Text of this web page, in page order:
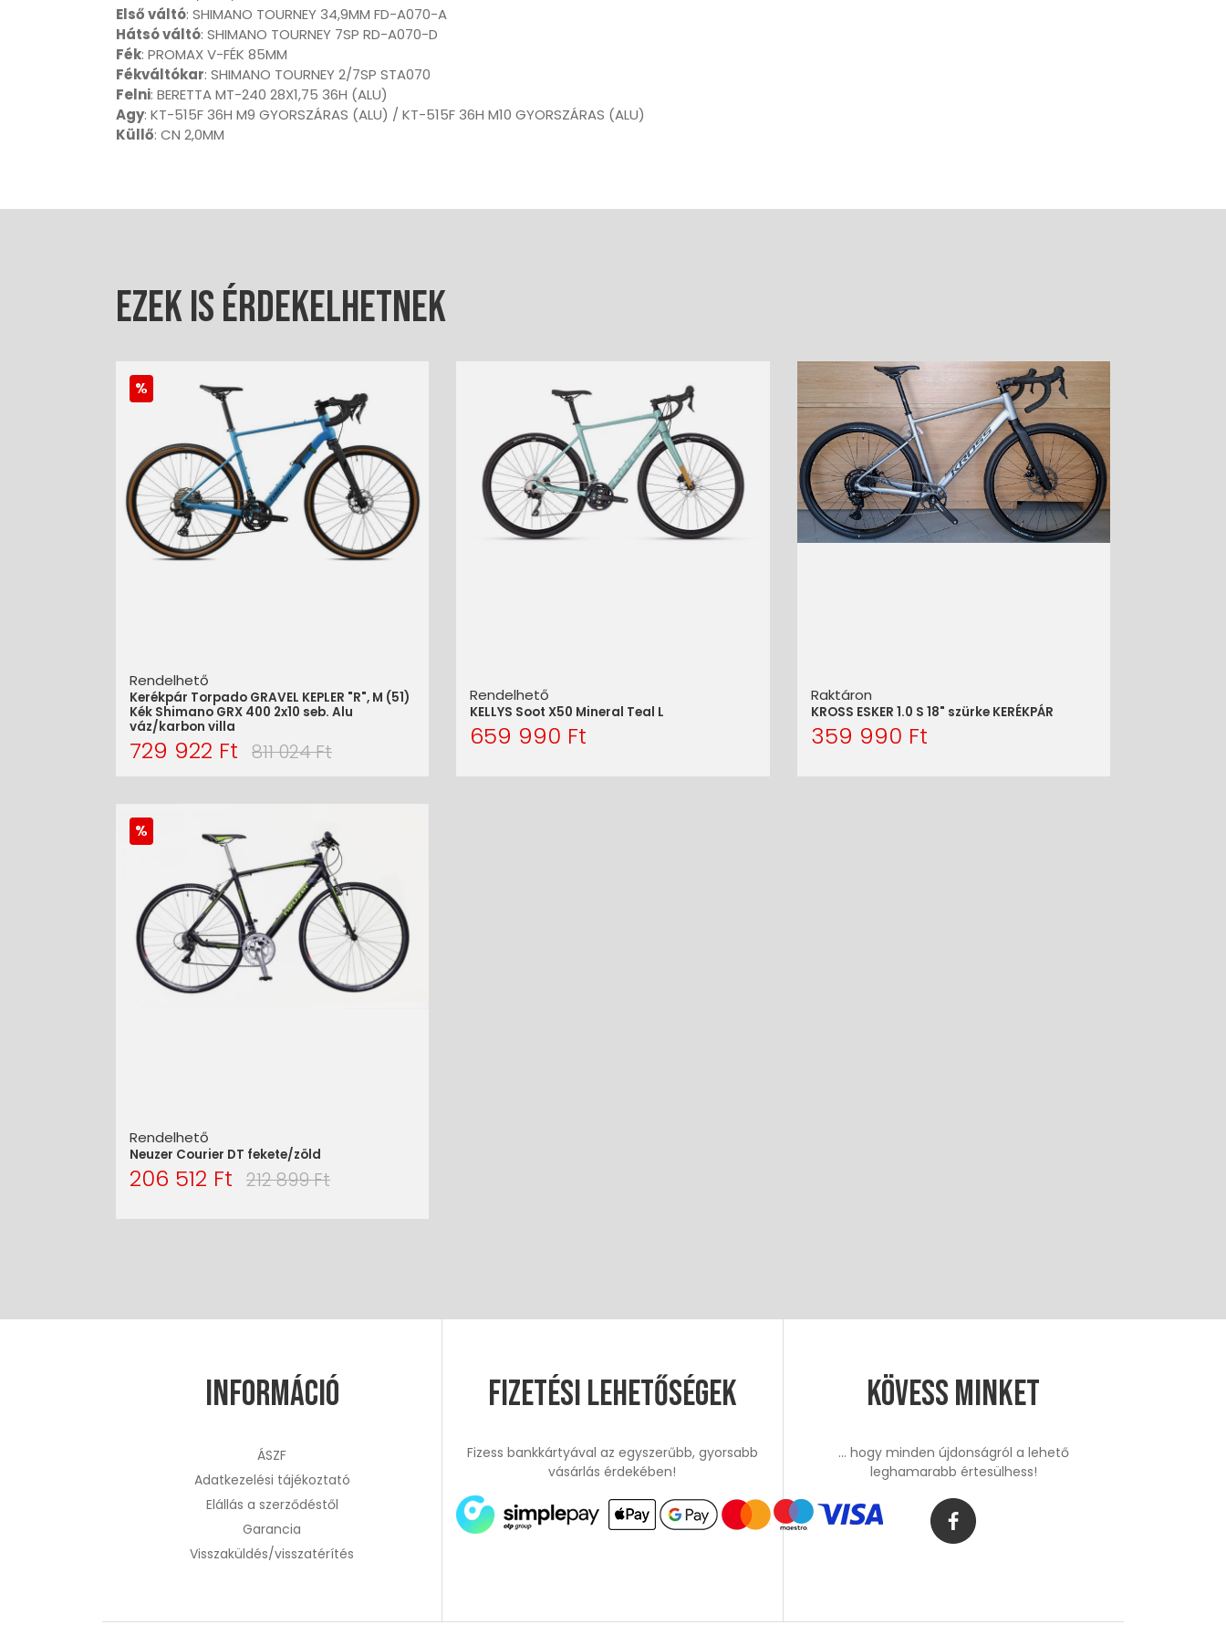
Első váltó: SHIMANO TOURNEY 34,9MM FD-A070-A
Hátsó váltó: SHIMANO TOURNEY 7SP RD-A070-D
Fék: PROMAX V-FÉK 85MM
Fékváltókar: SHIMANO TOURNEY 2/7SP STA070
Felni: BERETTA MT-240 28X1,75 36H (ALU)
Agy: KT-515F 36H M9 GYORSZÁRAS (ALU) / KT-515F 36H M10 GYORSZÁRAS (ALU)
Küllő: CN 2,0MM
Ezek is érdekelhetnek
Rendelhető
Kerékpár Torpado GRAVEL KEPLER "R", M (51)
Kék Shimano GRX 400 2x10 seb. Alu
váz/karbon villa
729 922 Ft 811 024 Ft
Rendelhető
KELLYS Soot X50 Mineral Teal L
659 990 Ft
Raktáron
KROSS ESKER 1.0 S 18" szürke KERÉKPÁR
359 990 Ft
Rendelhető
Neuzer Courier DT fekete/zöld
206 512 Ft 212 899 Ft
Kövess minket
... hogy minden újdonságról a lehető
leghamarabb értesülhess!
Információ
ÁSZF
Adatkezelési tájékoztató
Elállás a szerződéstől
Garancia
Visszaküldés/visszatérítés
Fizetési lehetőségek
Fizess bankkártyával az egyszerűbb, gyorsabb
vásárlás érdekében!